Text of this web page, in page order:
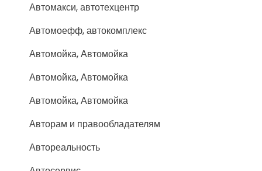
Автомакси, автотехцентр
Автомоефф, автокомплекс
Автомойка, Автомойка
Автомойка, Автомойка
Автомойка, Автомойка
Авторам и правообладателям
Автореальность